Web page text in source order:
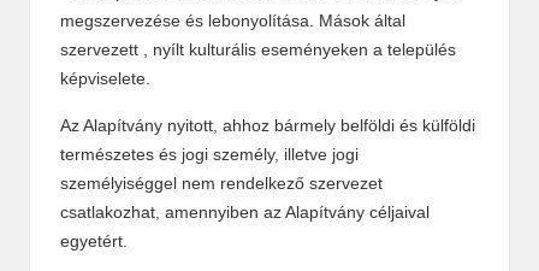
megszervezése és lebonyolítása. Mások által
szervezett , nyílt kulturális eseményeken a település
képviselete.
Az Alapítvány nyitott, ahhoz bármely belföldi és külföldi
természetes és jogi személy, illetve jogi
személyiséggel nem rendelkező szervezet
csatlakozhat, amennyiben az Alapítvány céljaival
egyetért.